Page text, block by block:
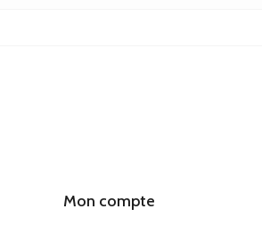
Mon compte